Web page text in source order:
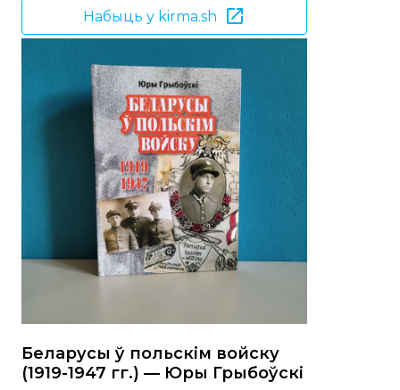
Набыць у kirma.sh
Беларусы ў польскім войску
(1919-1947 гг.) — Юры Грыбоўскі